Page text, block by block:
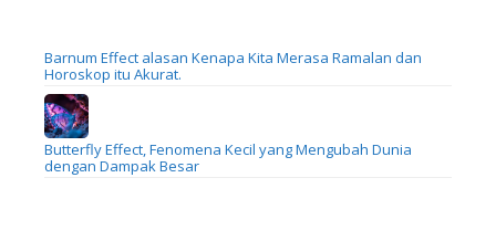
Barnum Effect alasan Kenapa Kita Merasa Ramalan dan
Horoskop itu Akurat.
Butterfly Effect, Fenomena Kecil yang Mengubah Dunia
dengan Dampak Besar